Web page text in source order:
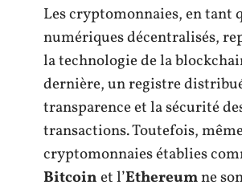
Les cryptomonnaies, en tant
numériques décentralisés,
la technologie de la
dernière, un registre
transparence et la sécurité
transactions. Toutefois,
cryptomonnaies établies
Bitcoinet l’Ethereumne